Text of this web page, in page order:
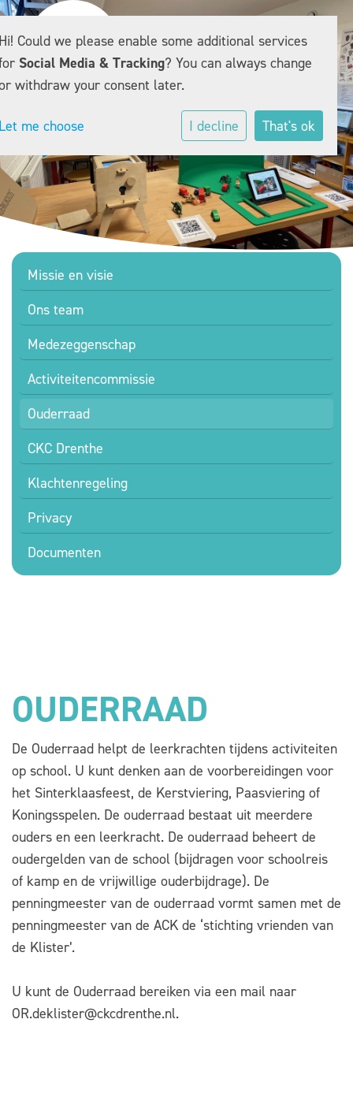
Missie en visie
Ons team
Medezeggenschap
Activiteitencommissie
Ouderraad
CKC Drenthe
Klachtenregeling
Privacy
Documenten
OUDERRAAD
De Ouderraad helpt de leerkrachten tijdens activiteiten
op school. U kunt denken aan de voorbereidingen voor
het Sinterklaasfeest, de Kerstviering, Paasviering of
Koningsspelen. De ouderraad bestaat uit meerdere
ouders en een leerkracht. De ouderraad beheert de
oudergelden van de school (bijdragen voor schoolreis
of kamp en de vrijwillige ouderbijdrage). De
penningmeester van de ouderraad vormt samen met de
penningmeester van de ACK de ‘stichting vrienden van
de Klister’.
U kunt de Ouderraad bereiken via een mail naar
OR.deklister@ckcdrenthe.nl.
Could we please enable some additional services
Social Media & Tracking? You can always change
withdraw your consent later.
me choose I decline That's ok